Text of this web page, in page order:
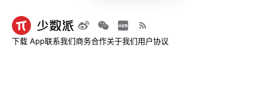
下载 App联系我们商务合作关于我们用户协议